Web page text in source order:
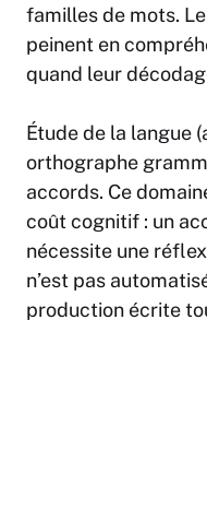
familles de mots.
peinent en
quand leur
Étude de la langue
orthographe
accords. Ce
coût cognitif : un
nécessite une
n’est pas
production écrite